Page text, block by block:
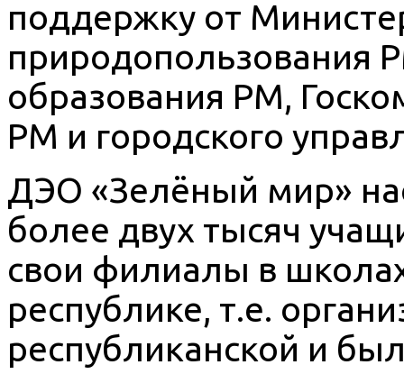
поддержку от
природопользования
образования РМ,
РМ и городского
ДЭО «Зелёный мир»
более двух тысяч
свои филиалы в
республике, т.е.
республиканской и